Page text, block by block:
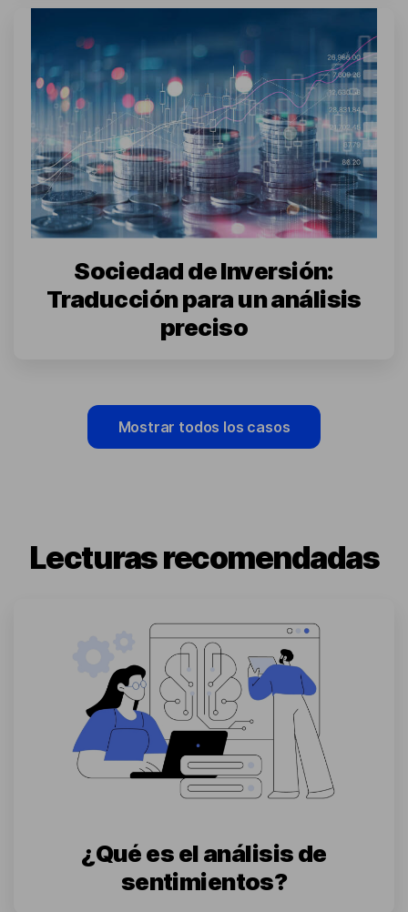
Sociedad de Inversión:
Traducción para un análisis
preciso
Mostrar todos los casos
Lecturas recomendadas
¿Qué es el análisis de
sentimientos?